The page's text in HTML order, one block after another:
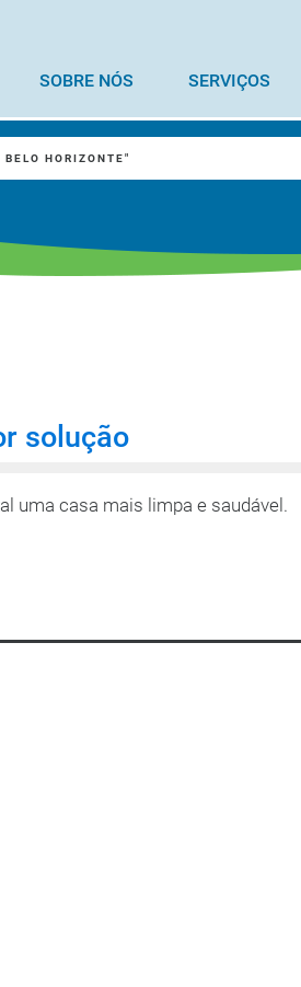
SOBRE NÓS SERVIÇOS
HORIZONTE"
solução
uma casa mais limpa e saudável.